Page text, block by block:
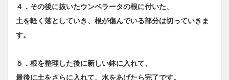
４．その後に抜いたウンベラータの根に付いた、
土を軽く落としていき、根が傷んでいる部分は切っていきま
す。
５．根を整理した後に新しい鉢に入れて、
最後に土をさらに入れて、水をあげたら完了です。